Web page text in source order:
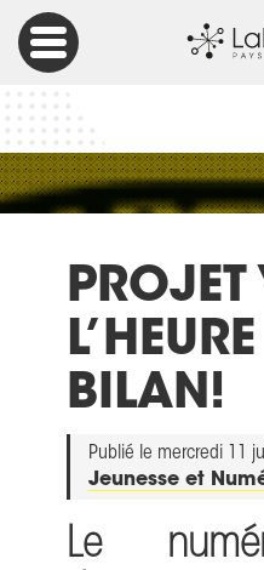
Accueil Éducation
PROJET
BILAN!
Publié le mercredi 11
Jeunesse et
Le